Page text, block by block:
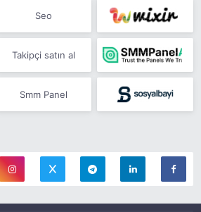
Seo
Takipçi satın al
Smm Panel